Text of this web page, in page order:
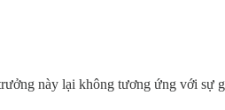
này lại không tương ứng với sự